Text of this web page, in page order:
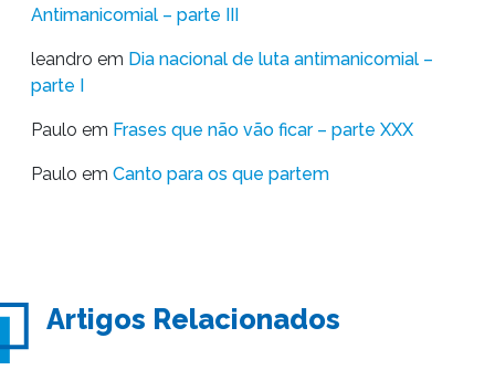
Antimanicomial – parte III
leandro em Dia nacional de luta antimanicomial –
parte I
Paulo em Frases que não vão ficar – parte XXX
Paulo em Canto para os que partem
Artigos Relacionados